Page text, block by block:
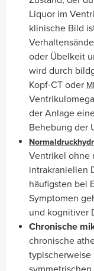
Liquor im
klinische Bild
oder Übelkeit
wird durch
Kopf-CT oder
der Anlage
Behebung der
Ventrikel ohne
intrakraniellen
häufigsten bei
Symptomen
und kognitiver
Chronische
chronische
typischerweise